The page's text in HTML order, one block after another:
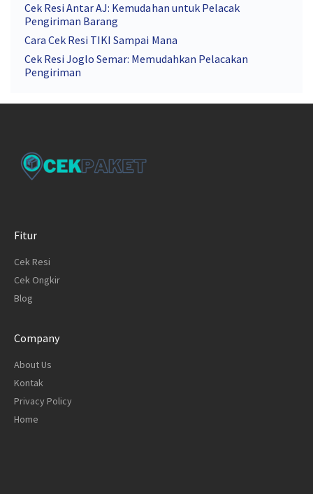
Cek Resi Antar AJ: Kemudahan untuk Pelacak
Pengiriman Barang
Cara Cek Resi TIKI Sampai Mana
Cek Resi Joglo Semar: Memudahkan Pelacakan
Pengiriman
Fitur
Cek Resi
Cek Ongkir
Blog
Company
About Us
Kontak
Privacy Policy
Home